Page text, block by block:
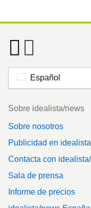
Español
Footer
Sobre idealista/news
Sobre nosotros
Publicidad en idealista
Contacta con
Sala de prensa
Informe de precios